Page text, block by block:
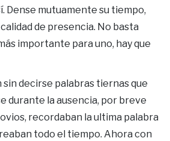
Dense mutuamente su tiempo,
de presencia. No basta
importante para uno, hay que
sin decirse palabras tiernas que
durante la ausencia, por breve
recordaban la ultima palabra
todo el tiempo. Ahora con